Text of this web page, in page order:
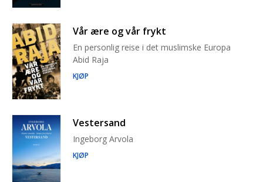
Vår ære og vår frykt
En personlig reise i det muslimske Europa
Abid Raja
KJØP
Vestersand
Ingeborg Arvola
KJØP